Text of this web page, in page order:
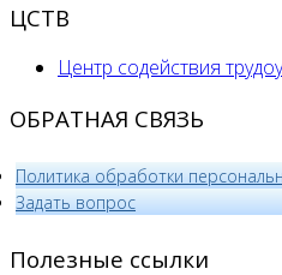
ЦСТВ
Центр содействия
ОБРАТНАЯ СВЯЗЬ
Политика обработки
­Задать вопрос
Полезные ссылки